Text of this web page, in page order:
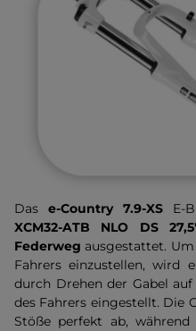
Das e-Country 7.9-XSE-
XCM32-ATB NLO DS
Federweg ausgestattet. Um
Fahrers einzustellen, wird
durch Drehen der Gabel
des Fahrers eingestellt. Die
Stöße perfekt ab,